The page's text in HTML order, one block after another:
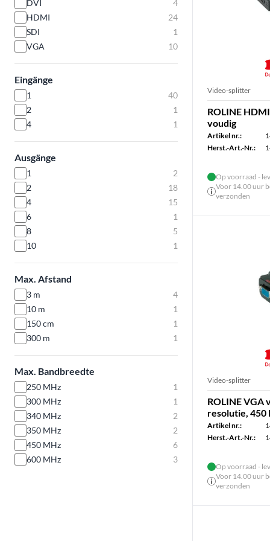
DVI
4
HDMI
24
SDI
1
VGA
10
Eingänge
1
40
2
1
4
1
Ausgänge
1
2
2
18
4
15
6
1
8
5
10
1
Max. Afstand
3 m
4
10 m
1
150 cm
1
300 m
1
Max. Bandbreedte
250 MHz
1
300 MHz
1
340 MHz
2
350 MHz
2
450 MHz
6
600 MHz
3
Video-splitter
ROLINE
voudig
Artikel nr.:
Herst.-Art.-Nr.:
Op voorraad -
Voor 14.00 uur
verzonden
Video-splitter
ROLINE VGA
resolutie, 450
Artikel nr.:
Herst.-Art.-Nr.:
Op voorraad -
Voor 14.00 uur
verzonden